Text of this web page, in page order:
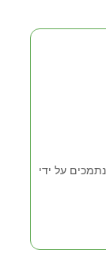
וחוקיים ונתמכים על ידי